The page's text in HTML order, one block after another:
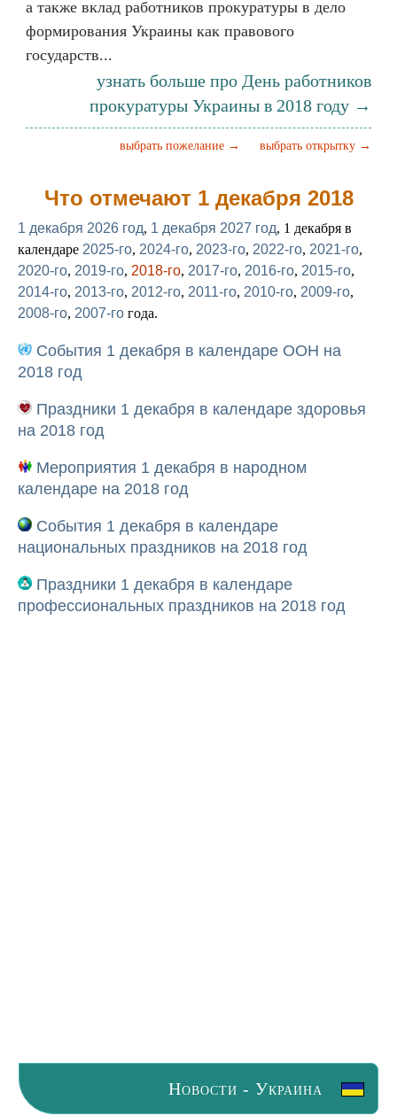
а также вклад работников прокуратуры в дело
формирования Украины как правового
государств...
узнать больше про День работников
прокуратуры Украины в 2018 году →
выбрать открытку →
выбрать пожелание →
Что отмечают 1 декабря 2018
1 декабря 2026 год, 1 декабря 2027 год, 1 декабря в
календаре 2025-го, 2024-го, 2023-го, 2022-го, 2021-го,
2020-го, 2019-го, 2018-го, 2017-го, 2016-го, 2015-го,
2014-го, 2013-го, 2012-го, 2011-го, 2010-го, 2009-го,
2008-го, 2007-го года.
События 1 декабря в календаре ООН на
2018 год
Праздники 1 декабря в календаре здоровья
на 2018 год
Мероприятия 1 декабря в народном
календаре на 2018 год
События 1 декабря в календаре
национальных праздников на 2018 год
Праздники 1 декабря в календаре
профессиональных праздников на 2018 год
Новости - Украина